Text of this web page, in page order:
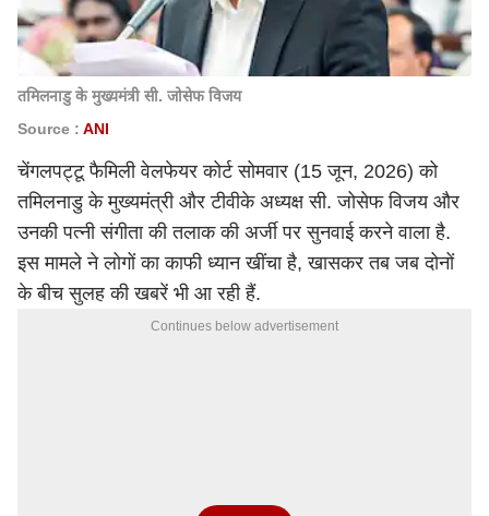
तमिलनाडु के मुख्यमंत्री सी. जोसेफ विजय
Source : ANI
चेंगलपट्टू फैमिली वेलफेयर कोर्ट सोमवार (15 जून, 2026) को
तमिलनाडु के मुख्यमंत्री और टीवीके अध्यक्ष सी. जोसेफ विजय और
उनकी पत्नी संगीता की तलाक की अर्जी पर सुनवाई करने वाला है.
इस मामले ने लोगों का काफी ध्यान खींचा है, खासकर तब जब दोनों
के बीच सुलह की खबरें भी आ रही हैं.
Continues below advertisement